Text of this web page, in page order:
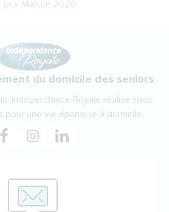
prix Maison 2026
du domicile des seniors
Indépendance Royale réalise tous
pour une vie épanouie à domicile.